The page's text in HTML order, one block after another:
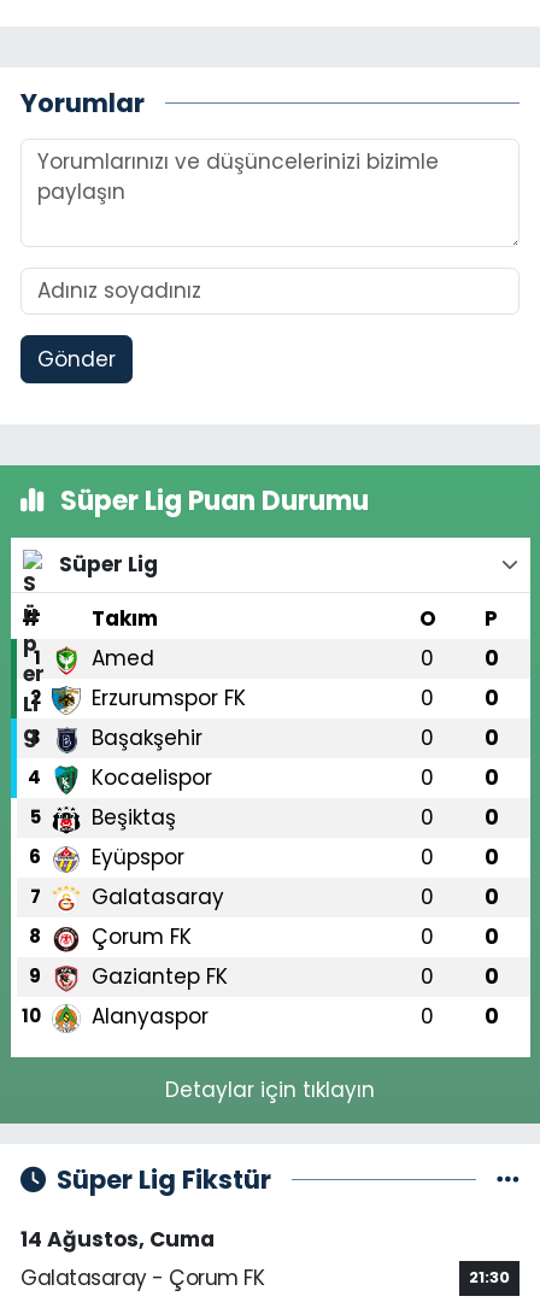
Yorumlar
Gönder
Süper Lig Puan Durumu
Süper Lig
#
Takım O P
1 Amed 0 0
2 Erzurumspor FK 0 0
3 Başakşehir 0 0
4 Kocaelispor 0 0
5 Beşiktaş 0 0
6 Eyüpspor 0 0
7 Galatasaray 0 0
8 Çorum FK 0 0
9 Gaziantep FK 0 0
10 Alanyaspor 0 0
Detaylar için tıklayın
Süper Lig Fikstür
14 Ağustos, Cuma
Galatasaray - Çorum FK
21:30